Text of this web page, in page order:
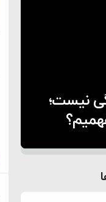
نیست؛
نوزاد